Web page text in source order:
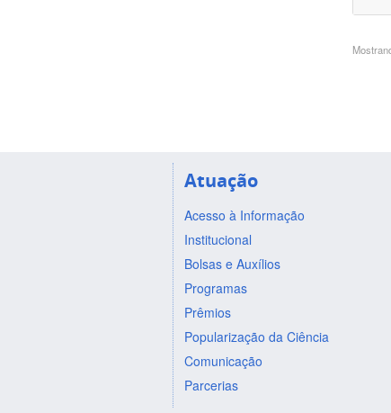
Atuação
Acesso à Informação
Institucional
Bolsas e Auxílios
Programas
Prêmios
Popularização da Ciência
Comunicação
Parcerias